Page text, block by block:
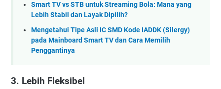
Smart TV vs STB untuk Streaming Bola: Mana yang
Lebih Stabil dan Layak Dipilih?
Mengetahui Tipe Asli IC SMD Kode IADDK (Silergy)
pada Mainboard Smart TV dan Cara Memilih
Penggantinya
3. Lebih Fleksibel